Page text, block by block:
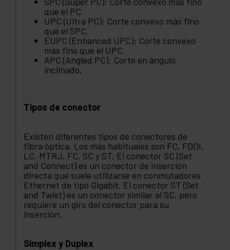
que el PC.
UPC (Ultra PC): Corte convexo más fino
que el SPC.
EUPC (Enhanced UPC): Corte convexo
más fino que el UPC.
APC (Angled PC): Corte en ángulo
inclinado.
Tipos de conector
Existen diferentes tipos de conectores de
fibra óptica. Los más habituales son FC, FDDI,
LC, MTRJ, FC, SC y ST. El conector SC (Set
and Connect) es un conector de inserción
directa que suele utilizarse en conmutadores
Ethernet de tipo Gigabit. El conector ST (Set
and Twist) es un conector similar al SC, pero
requiere un giro del conector para su
inserción.
Simplex y Duplex